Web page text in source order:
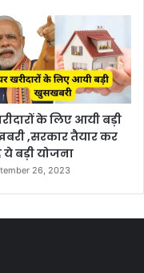
के लिए आयी बड़ी
,सरकार तैयार कर
ये बड़ी योजना
26, 2023